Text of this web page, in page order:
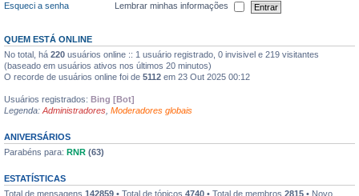
Esqueci a senha
Lembrar minhas informações
QUEM ESTÁ ONLINE
No total, há 220 usuários online :: 1 usuário registrado, 0 invisivel e 219 visitantes
(baseado em usuários ativos nos últimos 20 minutos)
O recorde de usuários online foi de 5112 em 23 Out 2025 00:12
Usuários registrados: Bing [Bot]
Legenda: Administradores Moderadores globais
ANIVERSÁRIOS
Parabéns para: RNR (63)
ESTATÍSTICAS
Total de mensagens 142859 • Total de tópicos 4740 • Total de membros 2815 • Novo